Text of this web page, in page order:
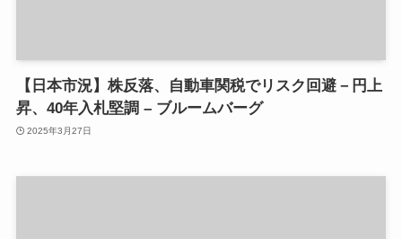
【日本市況】株反落、自動車関税でリスク回避－円上
昇、40年入札堅調 – ブルームバーグ
2025年3月27日